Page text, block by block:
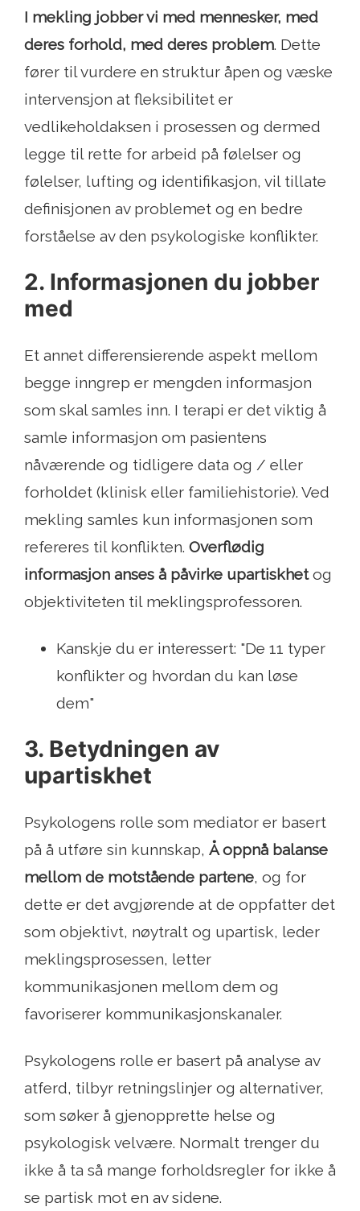
I mekling jobber vi med mennesker, med
deres forhold, med deres problem. Dette
fører til vurdere en struktur åpen og væske
intervensjon at fleksibilitet er
vedlikeholdaksen i prosessen og dermed
legge til rette for arbeid på følelser og
følelser, lufting og identifikasjon, vil tillate
definisjonen av problemet og en bedre
forståelse av den psykologiske konflikter.
2. Informasjonen du jobber
med
Et annet differensierende aspekt mellom
begge inngrep er mengden informasjon
som skal samles inn. I terapi er det viktig å
samle informasjon om pasientens
nåværende og tidligere data og / eller
forholdet (klinisk eller familiehistorie). Ved
mekling samles kun informasjonen som
refereres til konflikten. Overflødig
informasjon anses å påvirke upartiskhetog
objektiviteten til meklingsprofessoren.
Kanskje du er interessert: "De 11 typer
konflikter og hvordan du kan løse
dem"
3. Betydningen av
upartiskhet
Psykologens rolle som mediator er basert
på å utføre sin kunnskap, Å oppnå balanse
mellom de motstående partene, og for
dette er det avgjørende at de oppfatter det
som objektivt, nøytralt og upartisk, leder
meklingsprosessen, letter
kommunikasjonen mellom dem og
favoriserer kommunikasjonskanaler.
Psykologens rolle er basert på analyse av
atferd, tilbyr retningslinjer og alternativer,
som søker å gjenopprette helse og
psykologisk velvære. Normalt trenger du
ikke å ta så mange forholdsregler for ikke å
se partisk mot en av sidene.